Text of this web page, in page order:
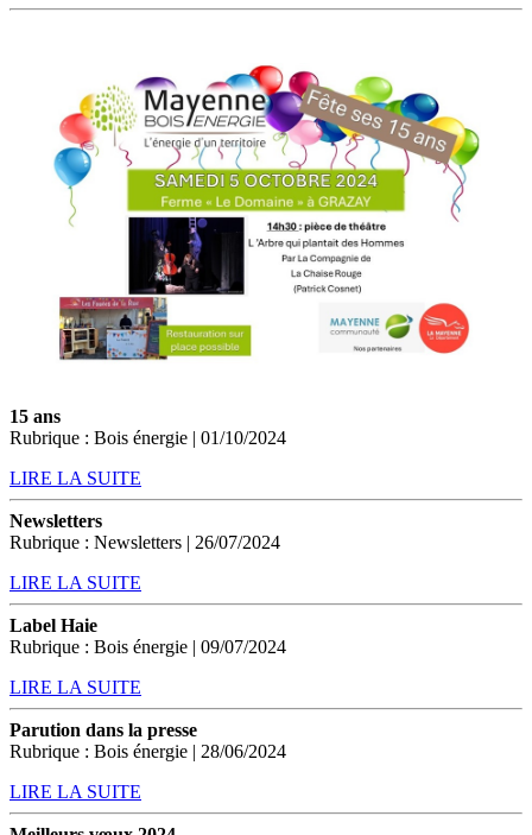
15 ans
Rubrique : Bois énergie | 01/10/2024
LIRE LA SUITE
Newsletters
Rubrique : Newsletters | 26/07/2024
LIRE LA SUITE
Label Haie
Rubrique : Bois énergie | 09/07/2024
LIRE LA SUITE
Parution dans la presse
Rubrique : Bois énergie | 28/06/2024
LIRE LA SUITE